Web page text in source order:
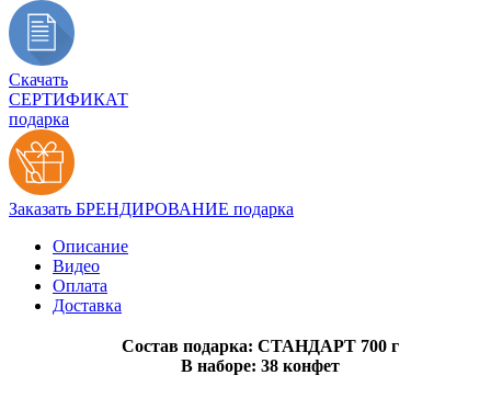
Скачать
СЕРТИФИКАТ
подарка
Заказать БРЕНДИРОВАНИЕ подарка
Описание
Видео
Оплата
Доставка
Состав подарка: СТАНДАРТ 700 г
В наборе: 38 конфет